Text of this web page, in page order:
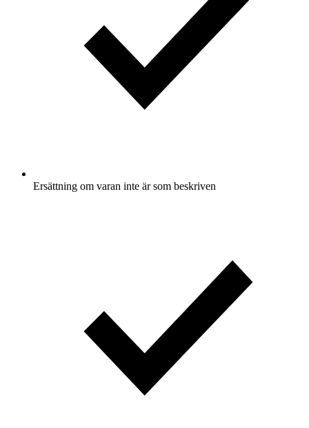
Ersättning om varan inte är som beskriven